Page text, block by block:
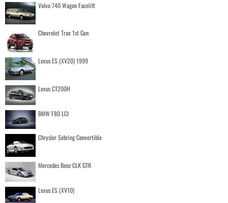
Volvo 740 Wagon Facelift
Chevrolet Trax 1st Gen
Lexus ES (XV20) 1999
Lexus CT200H
BMW F80 LCI
Chrysler Sebring Convertible
Mercedes Benz CLK GTR
Lexus ES (XV10)